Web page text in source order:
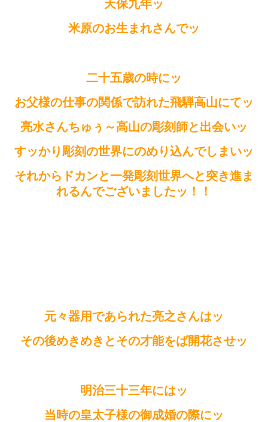
天保九年ッ
米原のお生まれさんでッ
二十五歳の時にッ
お父様の仕事の関係で訪れた飛騨高山にてッ
亮水さんちゅぅ～高山の彫刻師と出会いッ
すッかり彫刻の世界にのめり込んでしまいッ
それからドカンと一発彫刻世界へと突き進ま
れるんでございましたッ！！
元々器用であられた亮之さんはッ
その後めきめきとその才能をば開花させッ
明治三十三年にはッ
当時の皇太子様の御成婚の際にッ